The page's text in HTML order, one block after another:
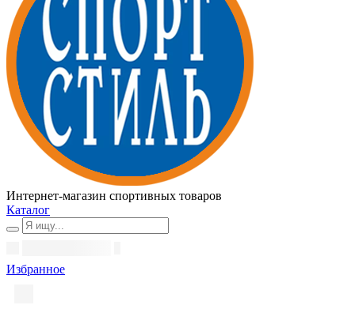
Интернет-магазин спортивных товаров
Каталог
Избранное